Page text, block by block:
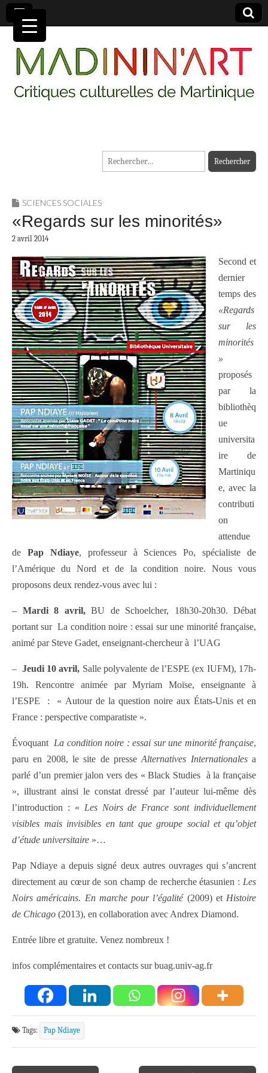
MADININ'ART
Rechercher :
SCIENCES SOCIALES
«Regards sur les minorités»
2 avril 2014
Second et
dernier
temps des
«Regards
sur les
minorités
»
proposés
par la
bibliothèq
ue
universita
ire de
Martiniqu
e, avec la
contributi
on
attendue
de Pap Ndiaye, professeur à Sciences Po, spécialiste de
l’Amérique du Nord et de la condition noire. Nous vous
proposons deux rendez-vous avec lui :
– Mardi 8 avril,BU de Schoelcher, 18h30-20h30. Débat
portant sur La condition noire : essai sur une minorité française,
animé par Steve Gadet, enseignant-chercheur à l’UAG
– Jeudi 10 avril, Salle polyvalente de l’ESPE (ex IUFM), 17h-
19h. Rencontre animée par Myriam Moïse, enseignante à
l’ESPE : « Autour de la question noire aux États-Unis et en
France : perspective comparatiste ».
Évoquant La condition noire : essai sur une minorité française,
paru en 2008, le site de presseAlternatives Internationalesa
parlé d’un premier jalon vers des « Black Studies à la française
», illustrant ainsi le constat dressé par l’auteur lui-même dès
l’introduction : « Les Noirs de France sont individuellement
visibles mais invisibles en tant que groupe social et qu’objet
d’étude universitaire »…
Pap Ndiaye a depuis signé deux autres ouvrages qui s’ancrent
directement au cœur de son champ de recherche étasunien : Les
Noirs américains. En marche pour l’égalité (2009) et Histoire
de Chicago (2013), en collaboration avec Andrex Diamond.
Entrée libre et gratuite. Venez nombreux !
infos complémentaires et contacts sur buag.univ-ag.fr
Tags: Pap Ndiaye